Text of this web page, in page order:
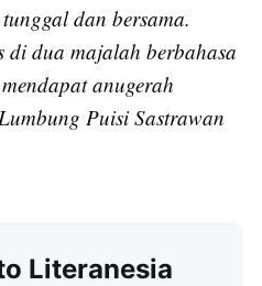
dan bersama.
di dua majalah berbahasa
anugerah
Puisi Sastrawan
Literanesia